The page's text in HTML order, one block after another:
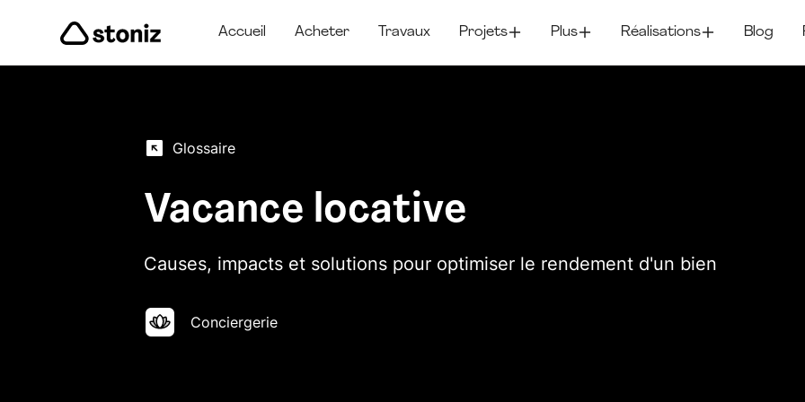
Accueil Acheter Travaux Projets Plus Réalisations Blog
Glossaire
Vacance locative
Causes, impacts et solutions pour optimiser le rendement d'un bien
Conciergerie